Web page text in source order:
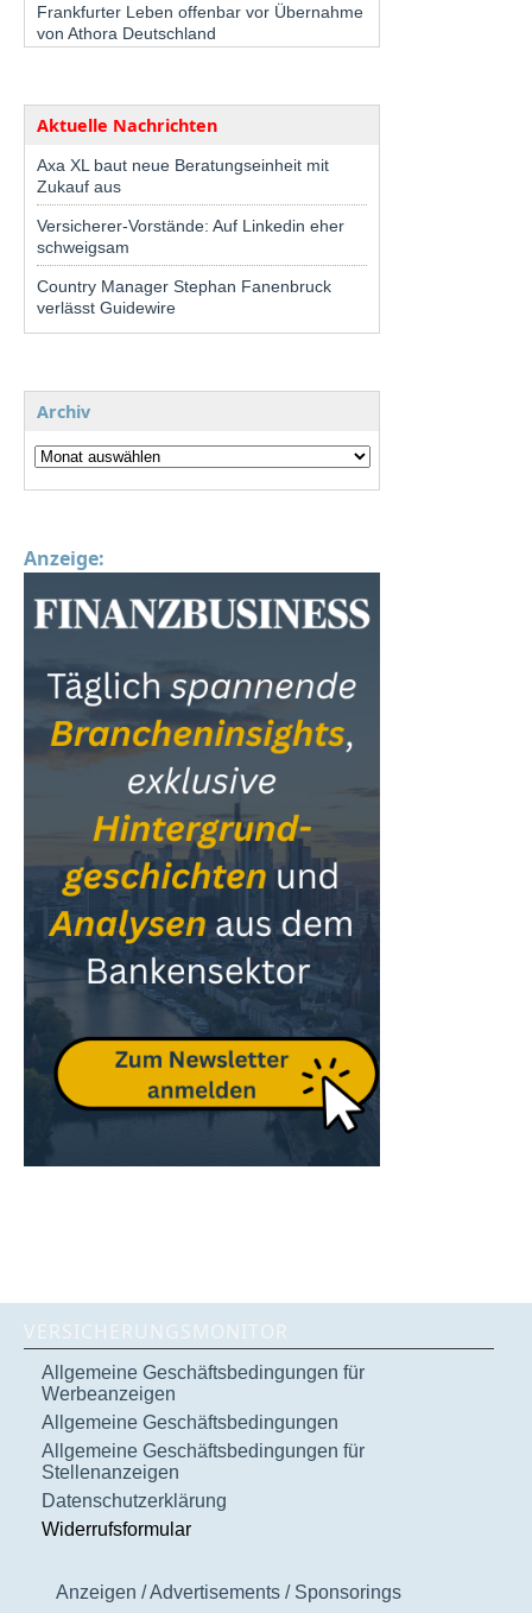
Frankfurter Leben offenbar vor Übernahme
von Athora Deutschland
Aktuelle Nachrichten
Axa XL baut neue Beratungseinheit mit
Zukauf aus
Versicherer-Vorstände: Auf Linkedin eher
schweigsam
Country Manager Stephan Fanenbruck
verlässt Guidewire
Archiv
Anzeige:
VERSICHERUNGSMONITOR
Allgemeine Geschäftsbedingungen für
Werbeanzeigen
Allgemeine Geschäftsbedingungen
Allgemeine Geschäftsbedingungen für
Stellenanzeigen
Datenschutzerklärung
Widerrufsformular
Anzeigen / Advertisements / Sponsorings